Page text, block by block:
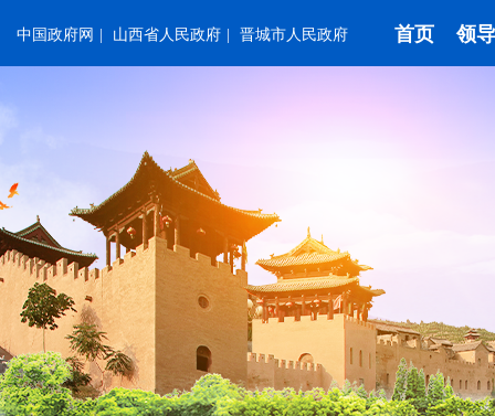
中国政府网 山西省人民政府 晋城市人民政府 首页 领